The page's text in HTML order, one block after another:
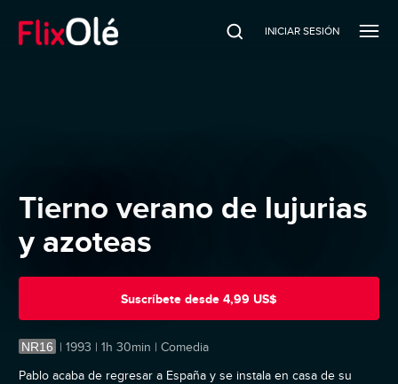
INICIAR SESIÓN
Tierno verano de lujurias
y azoteas
Suscríbete desde 4,99 US$
NR16 | 1993 | 1h 30min | Comedia
Pablo acaba de regresar a España y se instala en casa de su